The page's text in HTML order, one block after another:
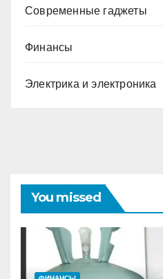
Современные гаджеты
Финансы
Электрика и электроника
You missed